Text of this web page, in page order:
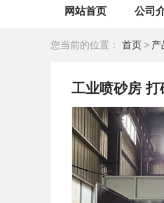
网站首页 公司
您当前的位置： 首页 > 产
工业喷砂房 打